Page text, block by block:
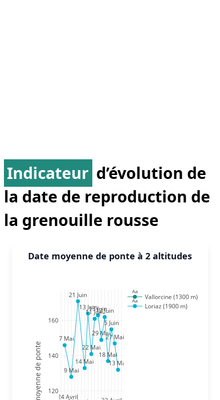
Indicateur d’évolution de
la date de reproduction de
la grenouille rousse
Date moyenne de ponte à 2 altitudes
24 Avril
27 Mai
9 Mai
21 Juin
14 Mai
13 Juin
22 Mai
11 Juin
13 Juin
29 Mai
12 Juin
18 Mai
5 Juin
27 Mai
13 Mai
120
140
160
Vallorcine (1300 m)
Aa
Loriaz (1900 m)
Aa
Date moyenne de ponte